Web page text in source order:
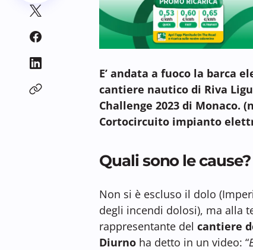
E’ andata a fuoco la barca
cantiere nautico di Riva
Challenge 2023 di Monaco.
Cortocircuito impianto
Quali sono le
Non si è escluso il dolo
degli incendi dolosi), ma alla
rappresentante del cantiere
Diurno ha detto in un video: “